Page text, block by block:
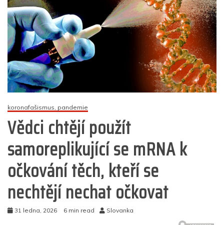
koronafašismus, pandemie
Vědci chtějí použít
samoreplikující se mRNA k
očkování těch, kteří se
nechtějí nechat očkovat
31 ledna, 2026 6 min read Slovanka